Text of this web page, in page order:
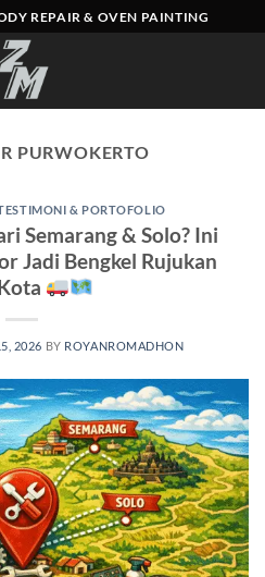
REPAIR & OVEN PAINTING
PURWOKERTO
& PORTOFOLIO
Semarang & Solo? Ini
Jadi Bengkel Rujukan
2026 BY ROYANROMADHON